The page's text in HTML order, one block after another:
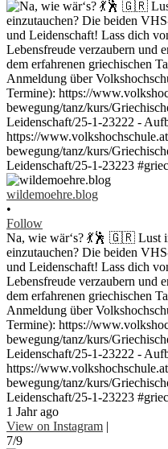
wildemoehre.blog
•
Follow
Na, wie wär‘s? 💃🕺 🇬🇷 Lust
einzutauchen? Die beiden
und Leidenschaft! Lass dich
Lebensfreude verzaubern und
dem erfahrenen griechischen
Anmeldung über
Termine): https://
bewegung/tanz/kurs/
Leidenschaft/25-1-23222 -
https://
bewegung/tanz/kurs/
Leidenschaft/25-1-23223
1 Jahr ago
View on Instagram |
7/9